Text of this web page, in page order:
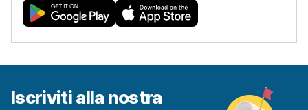
Iscriviti alla nostra